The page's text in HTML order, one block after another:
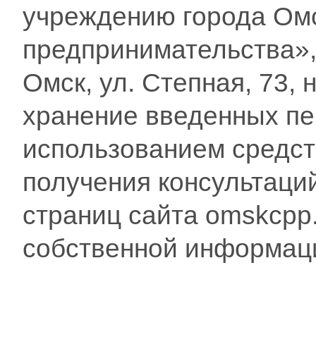
учреждению города
Омск, ул. Степная, 73,
хранение введенных
использованием
получения
страниц сайта
собственной